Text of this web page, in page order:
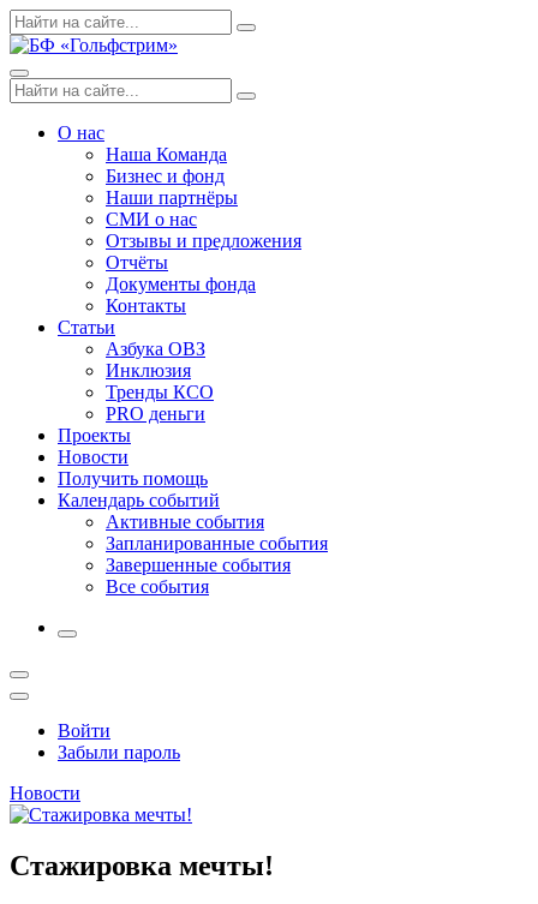
Skip
to
Поиск
по:
Search
Menu
Поиск
по:
Search
О нас
Наша Команда
Бизнес и фонд
Наши партнёры
СМИ о нас
Отзывы и предложения
Отчёты
Документы фонда
Контакты
Статьи
Азбука ОВЗ
Инклюзия
Тренды КСО
PRO деньги
Проекты
Новости
Получить помощь
Календарь событий
Активные события
Запланированные события
Завершенные события
Все события
More
Открыть
поиск
Профиль
Войти
Забыли пароль
Новости
Стажировка мечты!